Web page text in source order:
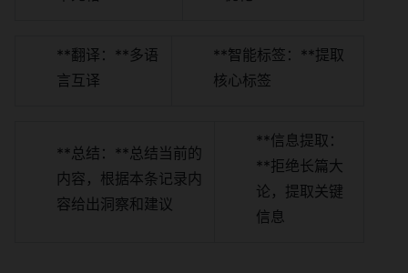
**翻译：**多语
言互译
**智能标签：**提取
核心标签
**总结：**总结当前的
内容，根据本条记录内
容给出洞察和建议
**信息提取：
**拒绝长篇大
论，提取关键
信息